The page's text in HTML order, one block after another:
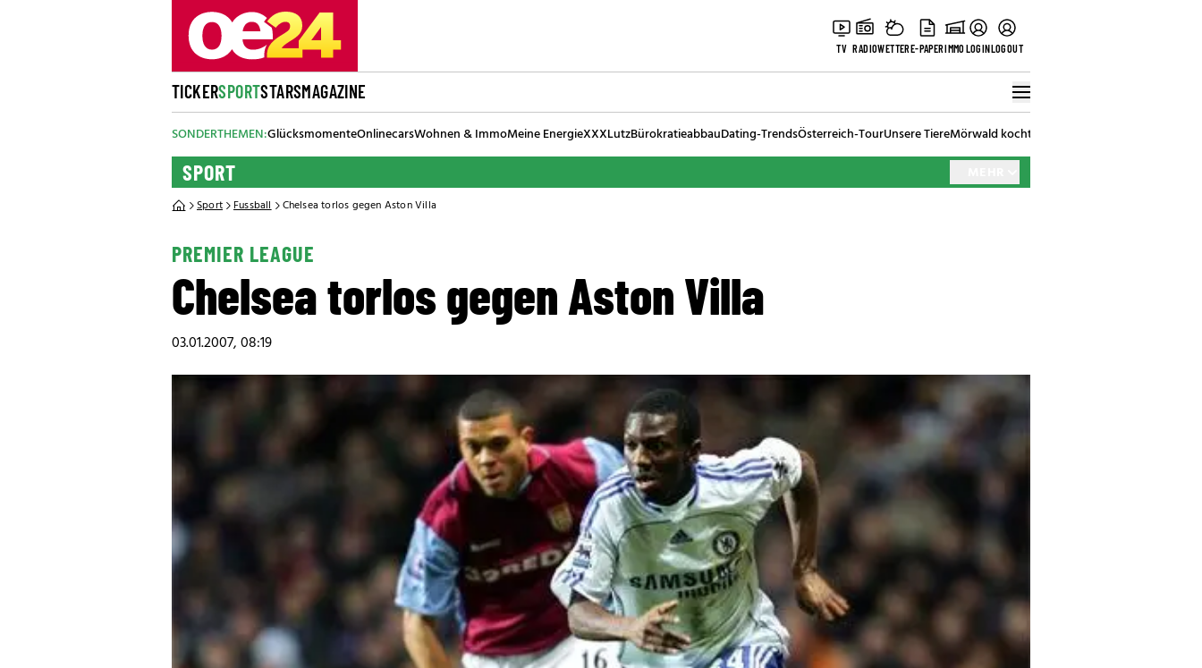
TV RADIOWETTERE-PAPERIMMOLOGINLOGOUT
TICKERSPORTSTARSMAGAZINE
SONDERTHEMEN:GlücksmomenteOnlinecarsWohnen & ImmoMeine EnergieXXXLutzBürokratieabbauDating-TrendsÖsterreich-TourUnsere TiereMörwald kocht
SPORT
Sport Fussball Chelsea torlos gegen Aston Villa
PREMIER LEAGUE
Chelsea torlos gegen Aston Villa
03.01.2007, 08:19